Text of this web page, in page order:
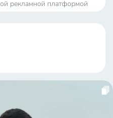
рекламной платформой